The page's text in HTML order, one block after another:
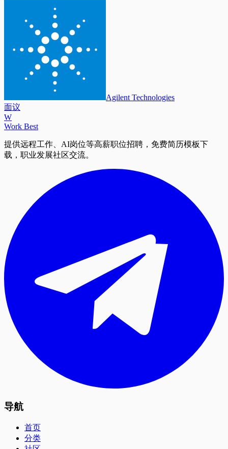
Agilent Technologies
面议
W
Work Best
提供远程工作、AI岗位等高薪职位招聘，免费简历模板下
载，职业发展社区交流。
导航
首页
分类